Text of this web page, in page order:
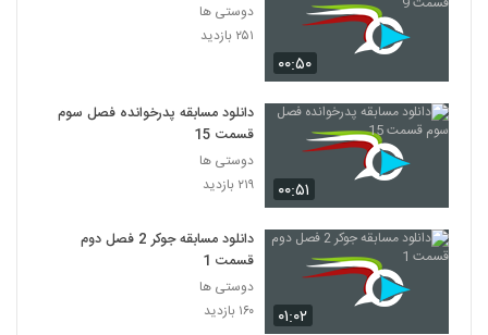
۰۰:۵۰
دوستی ها
۲۵۱ بازدید
۰۰:۵۱
دانلود مسابقه پدرخوانده فصل سوم
قسمت 15
دوستی ها
۲۱۹ بازدید
۰۱:۰۲
دانلود مسابقه جوکر 2 فصل دوم
قسمت 1
دوستی ها
۱۶۰ بازدید